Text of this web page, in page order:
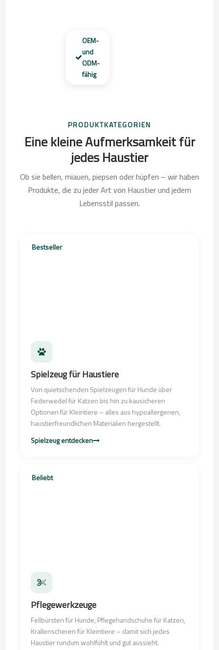
OEM-
und
ODM-
fähig
PRODUKTKATEGORIEN
Eine kleine Aufmerksamkeit für
jedes Haustier
Ob sie bellen, miauen, piepsen oder hüpfen – wir haben
Produkte, die zu jeder Art von Haustier und jedem
Lebensstil passen.
Bestseller
Spielzeug für Haustiere
Von quietschenden Spielzeugen für Hunde über
Federwedel für Katzen bis hin zu kausicheren
Optionen für Kleintiere – alles aus hypoallergenen,
haustierfreundlichen Materialien hergestellt.
Spielzeug entdecken
Beliebt
Pflegewerkzeuge
Fellbürsten für Hunde, Pflegehandschuhe für Katzen,
Krallenscheren für Kleintiere – damit sich jedes
Haustier rundum wohlfühlt und gut aussieht.